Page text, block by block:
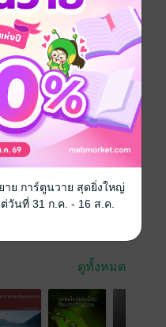
ลใจ
จาก DJ ANUDHAMMA
pdf
148 หน้า
ดูทั้งหมด
าย การ์ตูนวาย สุดยิ่งใหญ่
วันที่ 31 ก.ค. - 16 ส.ค.